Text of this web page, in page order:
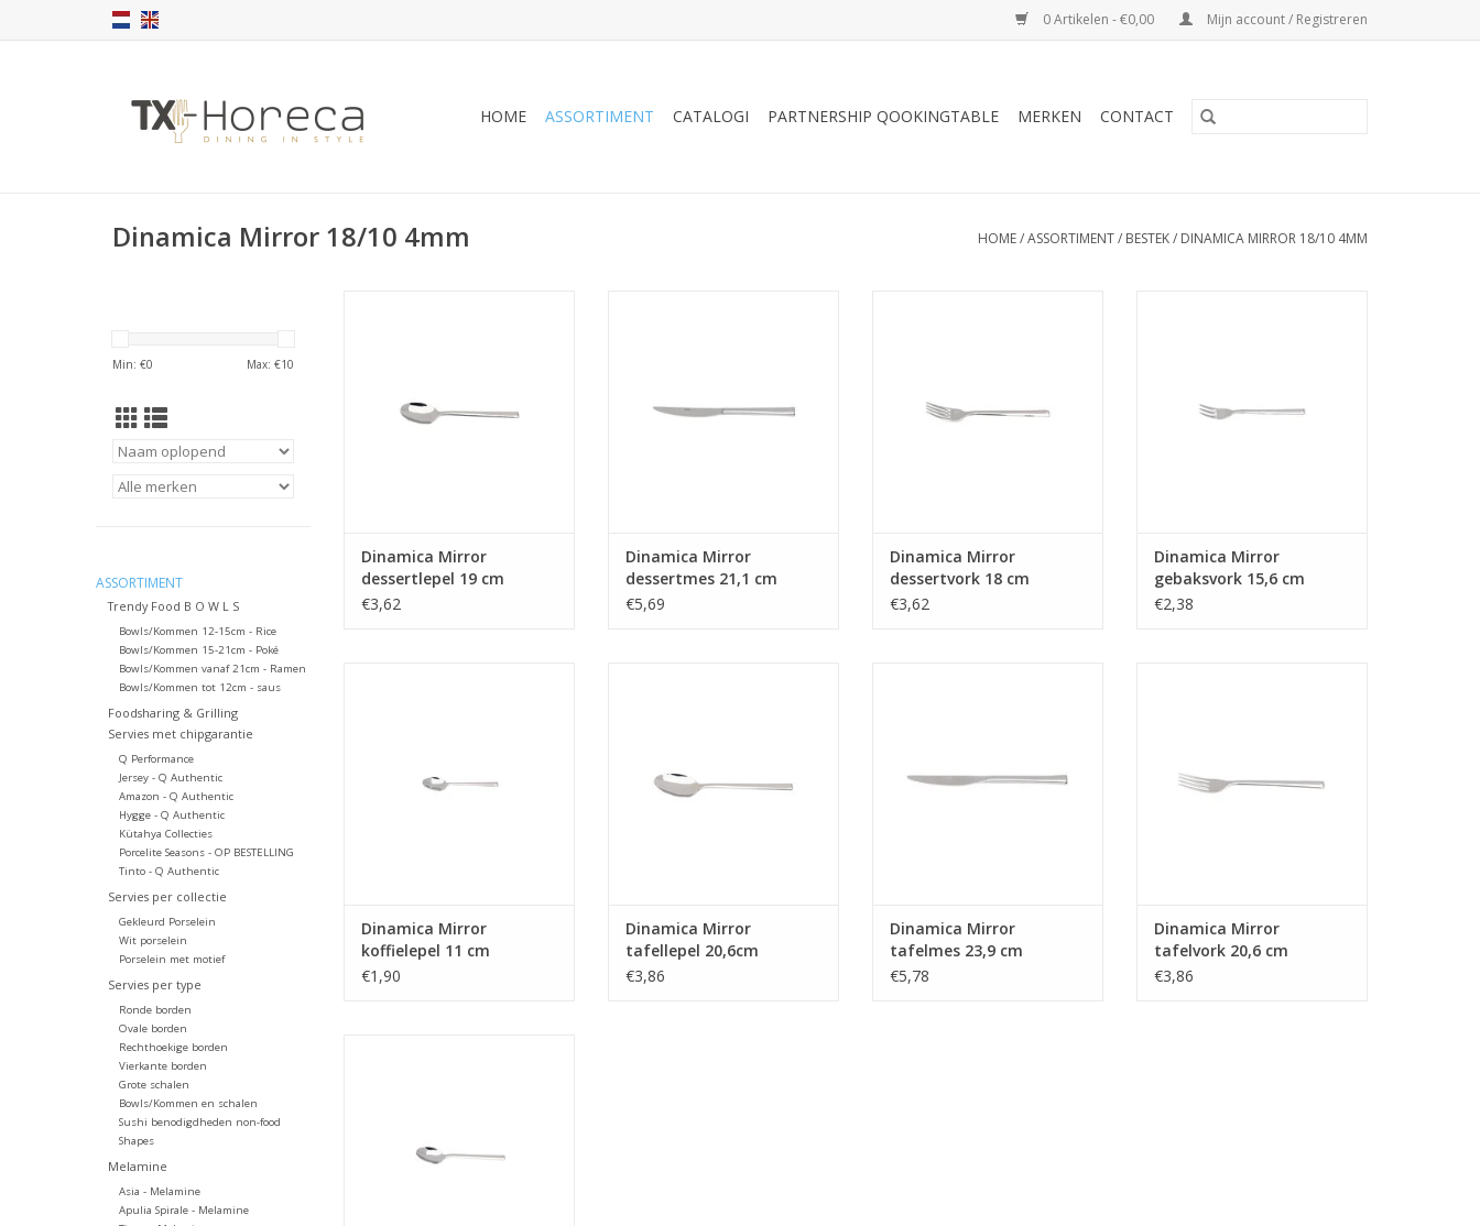
0 Artikelen - €0,00 Mijn account / Registreren
HOME ASSORTIMENT CATALOGI PARTNERSHIP QOOKINGTABLE MERKEN CONTACT
Dinamica Mirror 18/10 4mm HOME/ASSORTIMENT/ BESTEK/ DINAMICA MIRROR 18/10 4MM
Min: €0 Max: €10
ASSORTIMENT
Trendy Food B O W L S
Bowls/Kommen 12-15cm - Rice
Bowls/Kommen 15-21cm - Poké
Bowls/Kommen vanaf 21cm - Ramen
Bowls/Kommen tot 12cm - saus
Foodsharing & Grilling
Servies met chipgarantie
Q Performance
Jersey - Q Authentic
Amazon - Q Authentic
Hygge - Q Authentic
Kütahya Collecties
Porcelite Seasons - OP BESTELLING
Tinto - Q Authentic
Servies per collectie
Gekleurd Porselein
Wit porselein
Porselein met motief
Servies per type
Ronde borden
Ovale borden
Rechthoekige borden
Vierkante borden
Grote schalen
Bowls/Kommen en schalen
Sushi benodigdheden non-food
Shapes
Melamine
Asia - Melamine
Apulia Spirale - Melamine
Dinamica Mirror
dessertlepel 19 cm
€3,62
Dinamica Mirror
dessertmes 21,1 cm
€5,69
Dinamica Mirror
dessertvork 18 cm
€3,62
Dinamica Mirror
gebaksvork 15,6 cm
€2,38
Dinamica Mirror
koffielepel 11 cm
€1,90
Dinamica Mirror
tafellepel 20,6cm
€3,86
Dinamica Mirror
tafelmes 23,9 cm
€5,78
Dinamica Mirror
tafelvork 20,6 cm
€3,86